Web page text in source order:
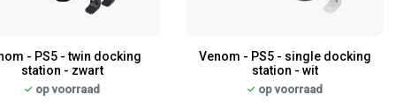
- PS5 - twin docking
station - zwart
op voorraad
Venom - PS5 - single docking
station - wit
op voorraad